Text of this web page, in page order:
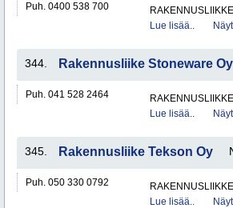
Puh. 0400 538 700
Lue lisää..
344. Rakennusliike Stoneware Oy
Puh. 041 528 2464
Lue lisää..
345. Rakennusliike Tekson Oy
Puh. 050 330 0792
Lue lisää..